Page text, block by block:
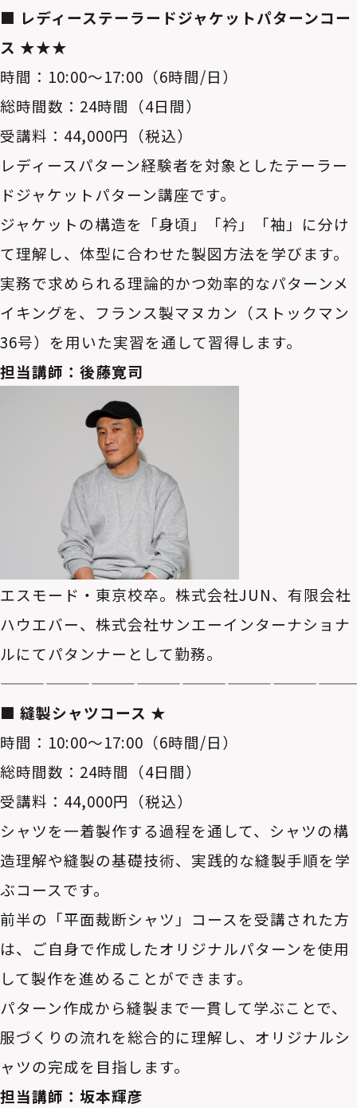
■ レディーステーラードジャケットパターンコー
ス ★★★
時間：10:00～17:00（6時間/日）
総時間数：24時間（4日間）
受講料：44,000円（税込）
レディースパターン経験者を対象としたテーラー
ドジャケットパターン講座です。
ジャケットの構造を「身頃」「衿」「袖」に分け
て理解し、体型に合わせた製図方法を学びます。
実務で求められる理論的かつ効率的なパターンメ
イキングを、フランス製マヌカン（ストックマン
36号）を用いた実習を通して習得します。
担当講師：後藤寛司
エスモード・東京校卒。株式会社JUN、有限会社
ハウエバー、株式会社サンエーインターナショナ
ルにてパタンナーとして勤務。
■ 縫製シャツコース ★
時間：10:00～17:00（6時間/日）
総時間数：24時間（4日間）
受講料：44,000円（税込）
シャツを一着製作する過程を通して、シャツの構
造理解や縫製の基礎技術、実践的な縫製手順を学
ぶコースです。
前半の「平面裁断シャツ」コースを受講された方
は、ご自身で作成したオリジナルパターンを使用
して製作を進めることができます。
パターン作成から縫製まで一貫して学ぶことで、
服づくりの流れを総合的に理解し、オリジナルシ
ャツの完成を目指します。
担当講師：坂本輝彦